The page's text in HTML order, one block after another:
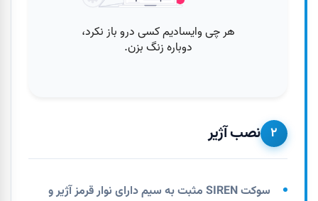
۲ نصب آژیر
سوکت SIREN مثبت به سیم دارای نوار قرمز آژیر و